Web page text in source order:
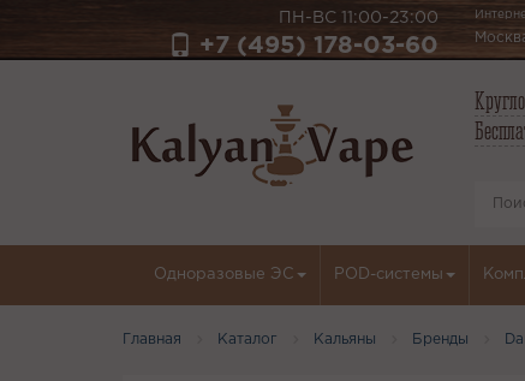
ПН-ВС 11:00-23:00
+7 (495) 178-03-60
Одноразовые ЭС POD-системы
Главная Каталог Кальяны Бренды